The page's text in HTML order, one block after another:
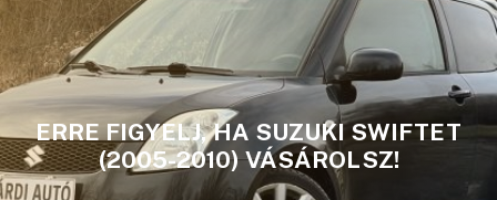
ERRE FIGYELJ, HA SUZUKI SWIFTET
(2005-2010) VÁSÁROLSZ!